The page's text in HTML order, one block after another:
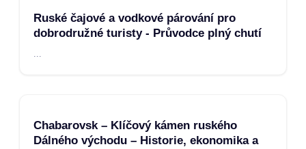
Ruské čajové a vodkové párování pro
dobrodružné turisty - Průvodce plný chutí
Chabarovsk – Klíčový kámen ruského
Dálného východu – Historie, ekonomika a